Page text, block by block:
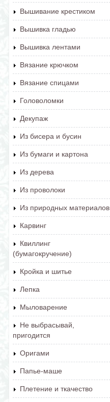
Вышивание крестиком
Вышивка гладью
Вышивка лентами
Вязание крючком
Вязание спицами
Головоломки
Декупаж
Из бисера и бусин
Из бумаги и картона
Из дерева
Из проволоки
Из природных материалов
Карвинг
Квиллинг
(бумагокручение)
Кройка и шитье
Лепка
Мыловарение
Не выбрасывай,
пригодится
Оригами
Папье-маше
Плетение и ткачество